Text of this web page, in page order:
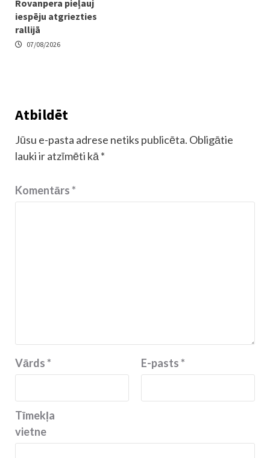
Rovanpera pieļauj
iespēju atgriezties
rallijā
07/08/2026
Atbildēt
Jūsu e-pasta adrese netiks publicēta. Obligātie
lauki ir atzīmēti kā *
Komentārs*
Vārds* E-pasts*
Tīmekļa
vietne